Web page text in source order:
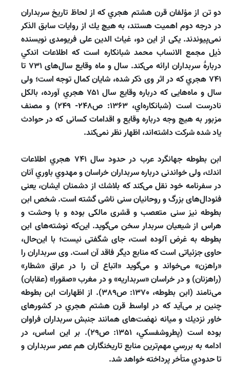
دو تن از مؤلفان قرن هشتم هجري كه از لحاظ تاريخ سربداران
در درجه دوم اهميت هستند، به هيچ يك از روايات سابق الذكر
نمى‌پيوندند. يكى از اين دو، غياث الدين على فريومدى نويسنده
ذيل مجمع الانساب محمد شبانكاره است كه اطلاعات اندكي
دربارۀ سربداران ارائه مى‌كند. سال و ماه وقايع سال‌هاى ۷۳۱ تا
۷۴۱ هجري كه در اثر وى ذكر شده، شايان كمال توجه است؛ ولى
سال و ماه‌هايى كه درباره وقايع سال ۷۵۱ هجري آورده، بالكل
نادرست است (شبانكاره‌‌اي، 1363: ص248- 249) و مصنف
مزبور به ‌هيچ ‌وجه درباره وقايع و اقدامات كسانى كه در حوادث
ياد شده شركت داشته‌اند، اظهار نظر نمى‌كند.
ابن بطوطه جهانگرد عرب در حدود سال ۷۴۱ هجري اطلاعات
اندك، ولى خواندنى درباره سربداران خراسان و مهدوي باوري آنان
در سفرنامه خود نقل مى‌كند كه بلاشك از دشمنان ايشان، يعنى
فئودال‌هاى بزرگ و روحانيان سنى ناشى گشته است. شخص ابن
بطوطه نيز سنى متعصب و قشرى مالكى بوده و با وحشت و
هراس از شيعيان سربدار سخن مى‌گويد. اين‌كه نوشته‌هاى ابن
بطوطه به غرض آلوده است، جاى شگفتى نيست؛ با اين‌حال،
حاوى جزئياتى است كه منابع ديگر فاقد آن است. وى سربداران را
«راهزن» مى‌خواند و مى‌گويد «اتباع آن را در عراق «شطار»
(راهزنان) و در خراسان «سربداريه» و در مغرب «صقورا» (عقابان)
مى‌نامند (ابن بطوطه، 1370: ص389). از اظهارات ابن بطوطه
چنين بر مى‌آيد كه در اواسط قرن هشتم هجري در كشورهاى
خاور نزديك و ميانه نهضت‌هاى همانند جنبش سربداران فراوان
بوده است (پطروشفسكي، 1351: ص۲۹). بر اين اساس، در
ادامه به بررسي مهم‌‌ترين منابع تاريخنگاران هم عصر سربداران و
تا حدودي متأخر پرداخته خواهد شد.